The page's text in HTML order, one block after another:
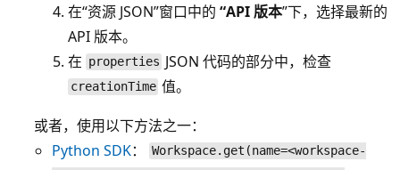
在“资源 JSON”窗口中的 “API 版本”下，选择最新的
API 版本。
在 properties JSON 代码的部分中，检查
creationTime 值。
或者，使用以下方法之一：
Python SDK：
Workspace.get(name=<workspace-